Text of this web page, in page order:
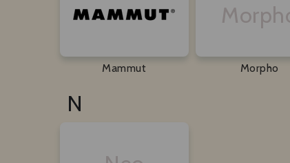
Mammut Morpho
N